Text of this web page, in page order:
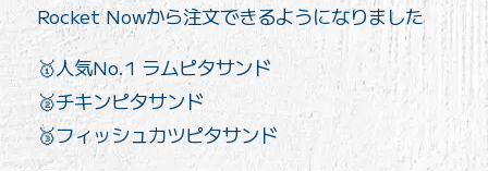
Rocket Nowから注文できるようになりました
🥇人気No.1 ラムピタサンド
🥈チキンピタサンド
🥉フィッシュカツピタサンド